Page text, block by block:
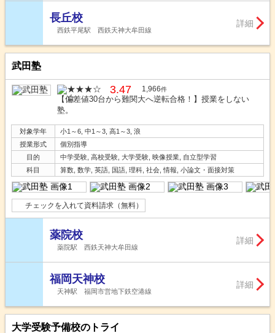
長丘校
西鉄平尾駅 西鉄天神大牟田線
詳細
武田塾
3.47 1,966件
【偏差値30台から難関大へ逆転合格！】授業をしない
塾。
対象学年
小1～6, 中1～3, 高1～3, 浪
授業形式
個別指導
目的
中学受験, 高校受験, 大学受験, 映像授業, 自立型学習
科目
算数, 数学, 英語, 国語, 理科, 社会, 情報, 小論文・面接対策
チェックを入れて資料請求（無料）
薬院校
薬院駅 西鉄天神大牟田線
詳細
福岡天神校
天神駅 福岡市営地下鉄空港線
詳細
大学受験予備校のトライ